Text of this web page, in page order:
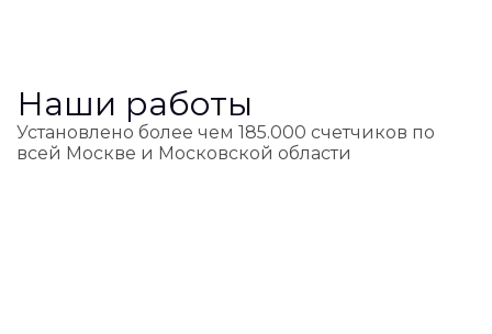
Наши работы
Установлено более чем 185.000 счетчиков по
всей Москве и Московской области